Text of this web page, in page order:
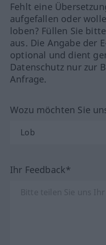
Fehlt eine
aufgefallen oder
loben? Füllen Sie
aus. Die Angabe der
optional und dient
Datenschutz nur zur
Anfrage.
Wozu möchten Sie
Ihr Feedback*